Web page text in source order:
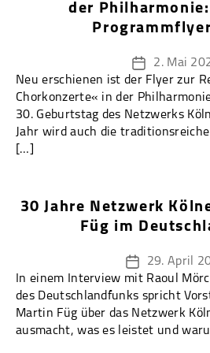
der Philharmonie:
2. Mai
Neu erschienen ist der Flyer zur
Chorkonzerte« in der
30. Geburtstag des Netzwerks
Jahr wird auch die
[…]
30 Jahre Netzwerk
Füg im
29. April
In einem Interview mit Raoul
des Deutschlandfunks spricht
Martin Füg über das Netzwerk
ausmacht, was es leistet und